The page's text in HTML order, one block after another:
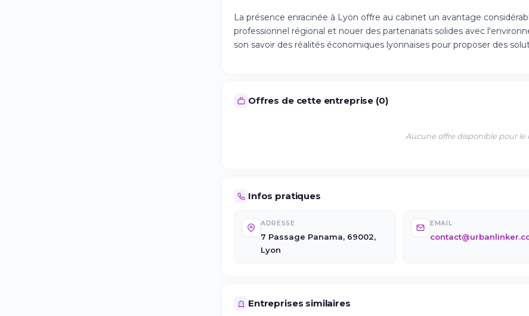
La présence enracinée à Lyon offre au cabinet un avantage
professionnel régional et nouer des partenariats solides avec
son savoir des réalités économiques lyonnaises pour proposer des
Offres de cette entreprise (0)
Aucune offre disponible pour le
Infos pratiques
ADRESSE
7 Passage Panama, 69002,
Lyon
EMAIL
Entreprises similaires